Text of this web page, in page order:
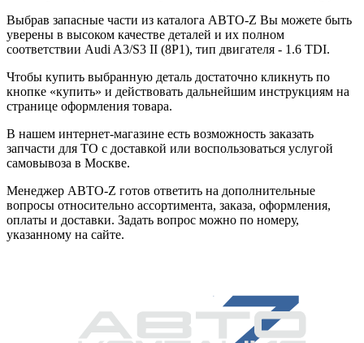
Выбрав запасные части из каталога АВТО-Z Вы можете быть
уверены в высоком качестве деталей и их полном
соответствии Audi A3/S3 II (8P1), тип двигателя - 1.6 TDI.
Чтобы купить выбранную деталь достаточно кликнуть по
кнопке «купить» и действовать дальнейшим инструкциям на
странице оформления товара.
В нашем интернет-магазине есть возможность заказать
запчасти для ТО с доставкой или воспользоваться услугой
самовывоза в Москве.
Менеджер АВТО-Z готов ответить на дополнительные
вопросы относительно ассортимента, заказа, оформления,
оплаты и доставки. Задать вопрос можно по номеру,
указанному на сайте.